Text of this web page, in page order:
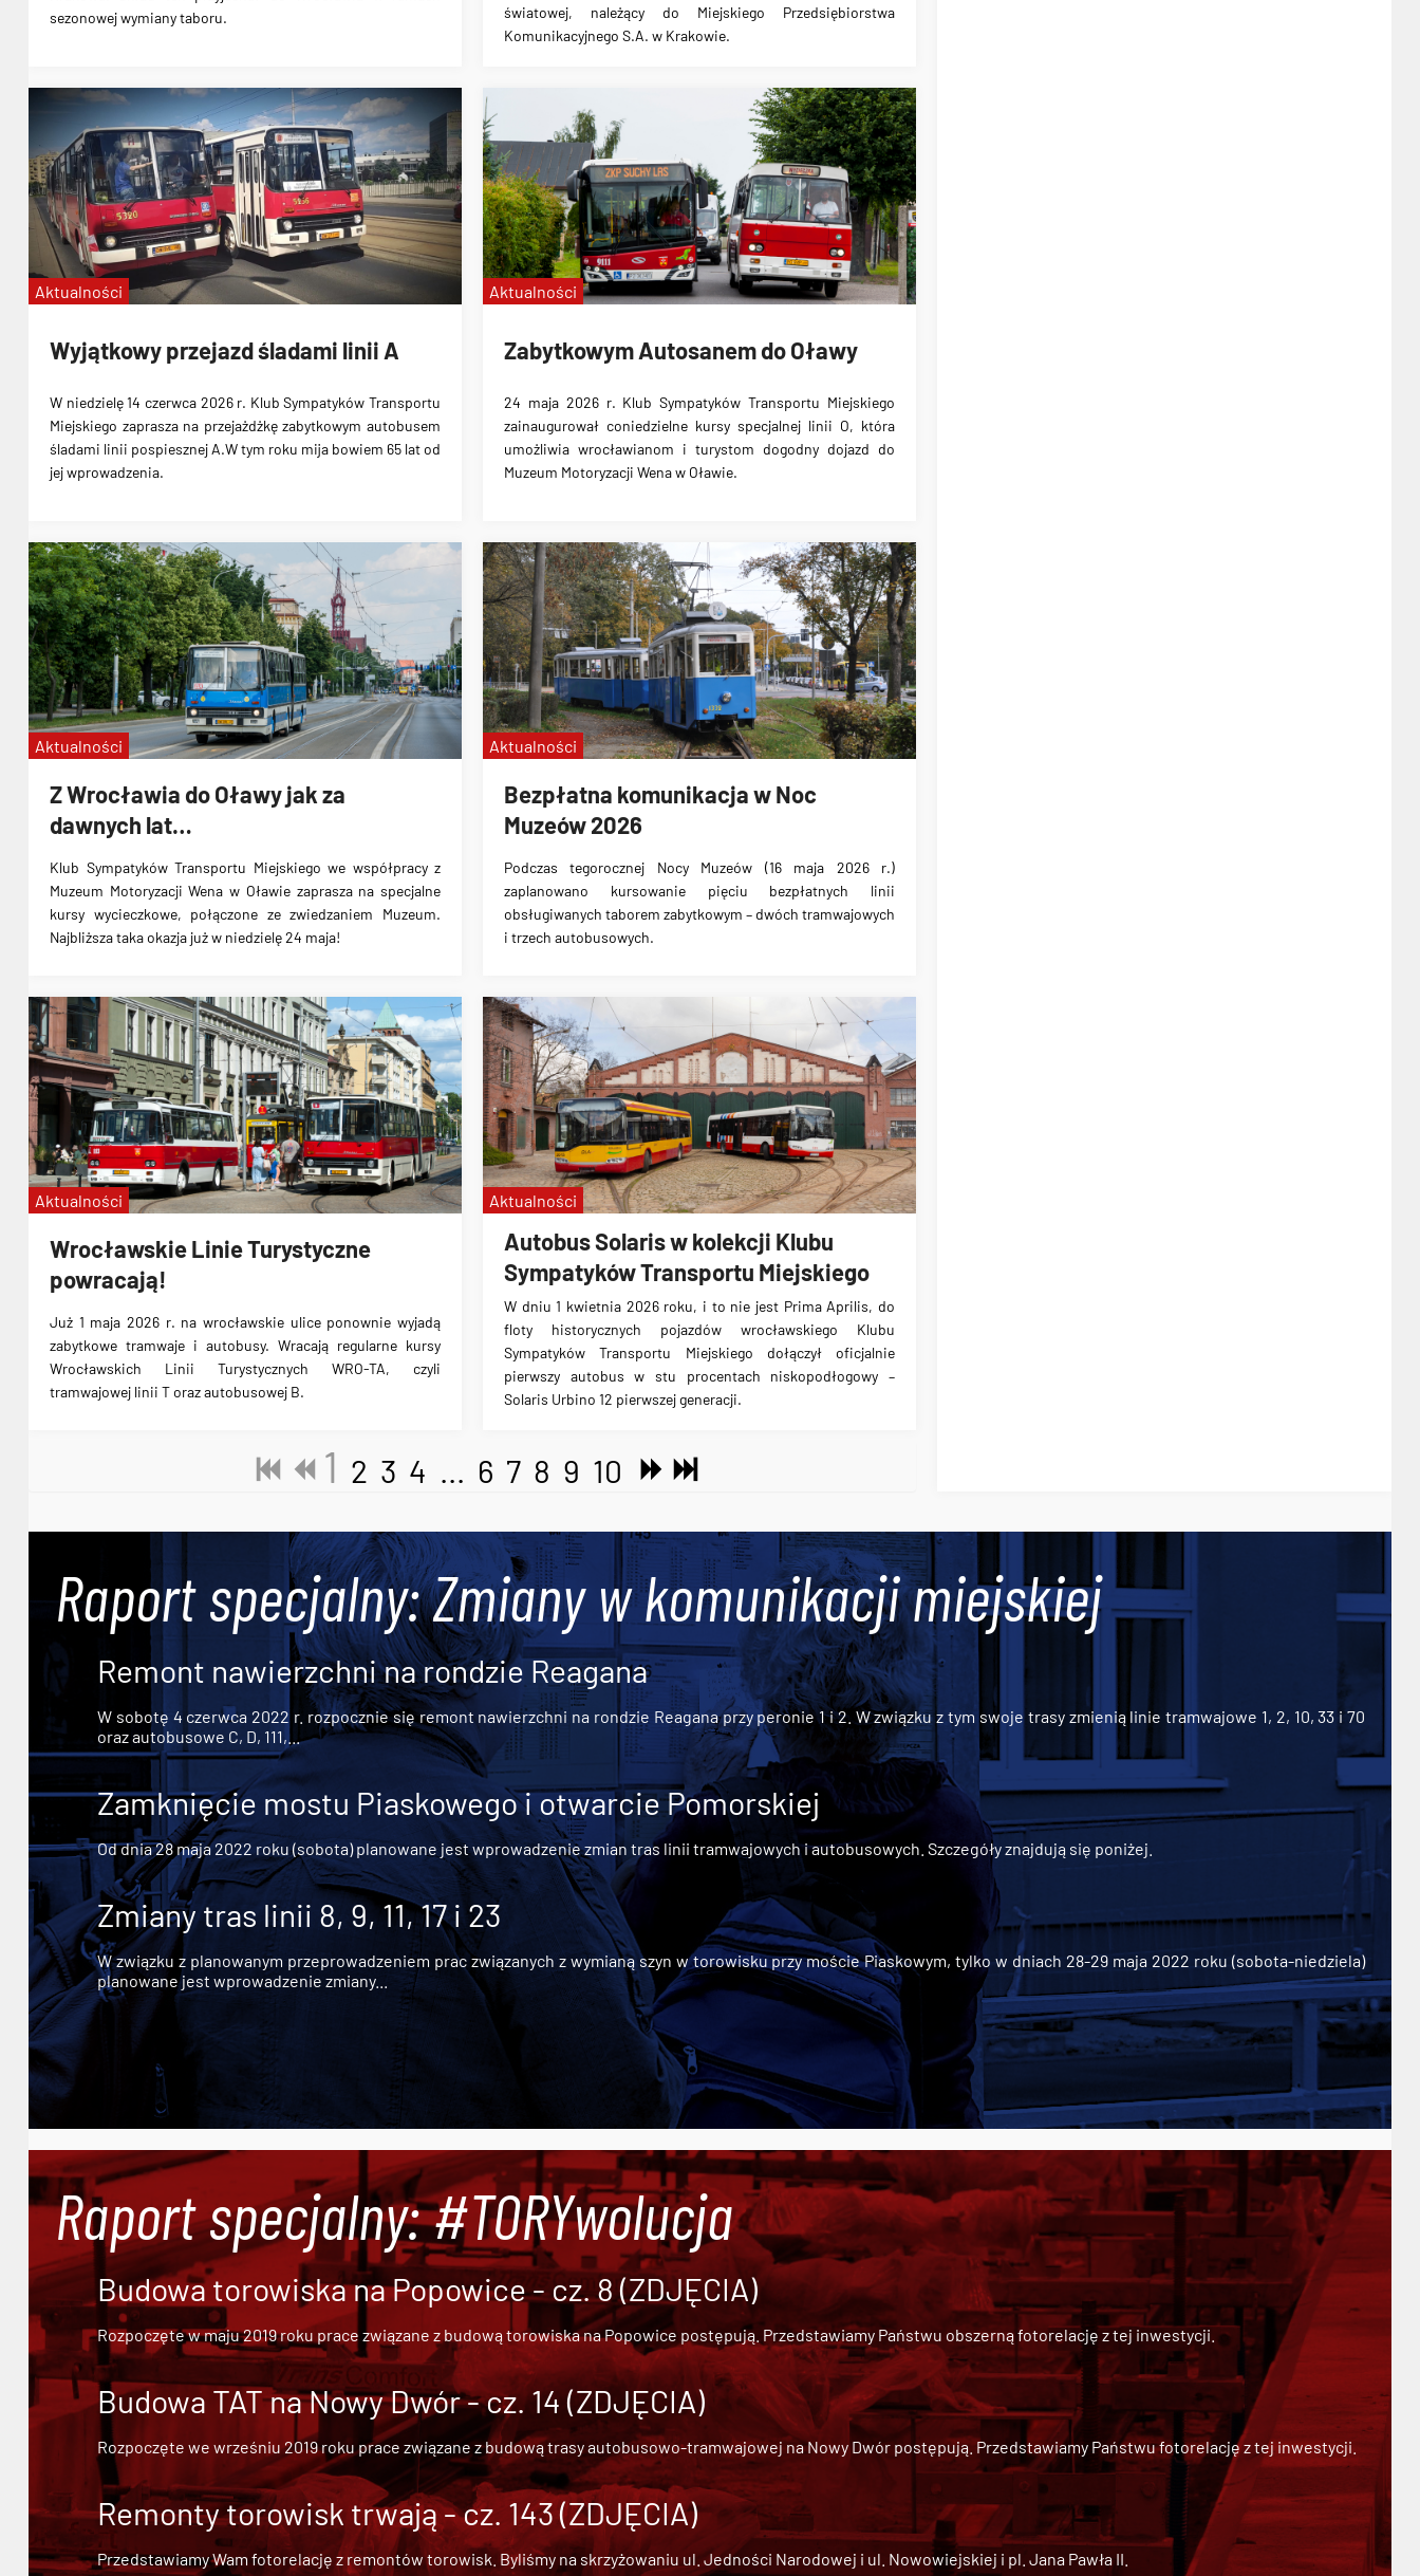
sezonowej wymiany taboru.
światowej, należący do Miejskiego Przedsiębiorstwa
Komunikacyjnego S.A. w Krakowie.
Wyjątkowy przejazd śladami linii A
W niedzielę 14 czerwca 2026 r. Klub Sympatyków Transportu
Miejskiego zaprasza na przejażdżkę zabytkowym autobusem
śladami linii pospiesznej A.W tym roku mija bowiem 65 lat od
jej wprowadzenia.
Aktualności
Zabytkowym Autosanem do Oławy
24 maja 2026 r. Klub Sympatyków Transportu Miejskiego
zainaugurował coniedzielne kursy specjalnej linii O, która
umożliwia wrocławianom i turystom dogodny dojazd do
Muzeum Motoryzacji Wena w Oławie.
Aktualności
Z Wrocławia do Oławy jak za
dawnych lat…
Klub Sympatyków Transportu Miejskiego we współpracy z
Muzeum Motoryzacji Wena w Oławie zaprasza na specjalne
kursy wycieczkowe, połączone ze zwiedzaniem Muzeum.
Najbliższa taka okazja już w niedzielę 24 maja!
Aktualności
Bezpłatna komunikacja w Noc
Muzeów 2026
Podczas tegorocznej Nocy Muzeów (16 maja 2026 r.)
zaplanowano kursowanie pięciu bezpłatnych linii
obsługiwanych taborem zabytkowym – dwóch tramwajowych
i trzech autobusowych.
Aktualności
Wrocławskie Linie Turystyczne
powracają!
Już 1 maja 2026 r. na wrocławskie ulice ponownie wyjadą
zabytkowe tramwaje i autobusy. Wracają regularne kursy
Wrocławskich Linii Turystycznych WRO-TA, czyli
tramwajowej linii T oraz autobusowej B.
Aktualności
Autobus Solaris w kolekcji Klubu
Sympatyków Transportu Miejskiego
W dniu 1 kwietnia 2026 roku, i to nie jest Prima Aprilis, do
floty historycznych pojazdów wrocławskiego Klubu
Sympatyków Transportu Miejskiego dołączył oficjalnie
pierwszy autobus w stu procentach niskopodłogowy –
Solaris Urbino 12 pierwszej generacji.
Aktualności
1 2 3 4 ... 6 7 8 9 10
Raport specjalny: Zmiany w komunikacji miejskiej
Remont nawierzchni na rondzie Reagana
W sobotę 4 czerwca 2022 r. rozpocznie się remont nawierzchni na rondzie Reagana przy peronie 1 i 2. W związku z tym swoje trasy zmienią linie tramwajowe 1, 2, 10, 33 i 70
oraz autobusowe C, D, 111,...
Zamknięcie mostu Piaskowego i otwarcie Pomorskiej
Od dnia 28 maja 2022 roku (sobota) planowane jest wprowadzenie zmian tras linii tramwajowych i autobusowych. Szczegóły znajdują się poniżej.
Zmiany tras linii 8, 9, 11, 17 i 23
W związku z planowanym przeprowadzeniem prac związanych z wymianą szyn w torowisku przy moście Piaskowym, tylko w dniach 28-29 maja 2022 roku (sobota-niedziela)
planowane jest wprowadzenie zmiany...
Raport specjalny: #TORYwolucja
Budowa torowiska na Popowice - cz. 8 (ZDJĘCIA)
Rozpoczęte w maju 2019 roku prace związane z budową torowiska na Popowice postępują. Przedstawiamy Państwu obszerną fotorelację z tej inwestycji.
Budowa TAT na Nowy Dwór - cz. 14 (ZDJĘCIA)
Rozpoczęte we wrześniu 2019 roku prace związane zbudową trasy autobusowo-tramwajowej na Nowy Dwórpostępują. Przedstawiamy Państwu fotorelację z tej inwestycji.
Remonty torowisk trwają - cz. 143 (ZDJĘCIA)
Przedstawiamy Wam fotorelację z remontów torowisk. Byliśmy na skrzyżowaniu ul. Jedności Narodowej i ul. Nowowiejskiej i pl. Jana Pawła II.